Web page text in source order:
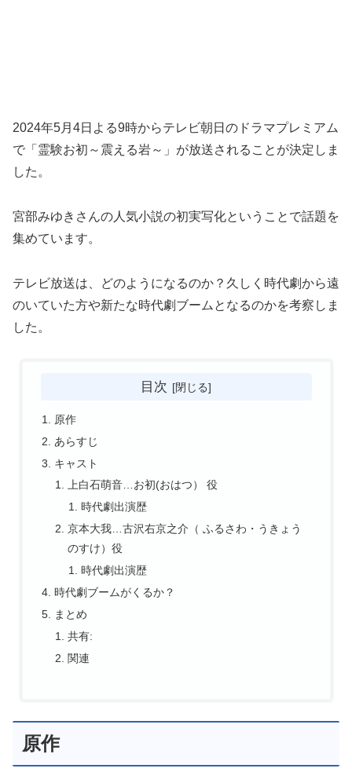
2024年5月4日よる9時からテレビ朝日のドラマプレミアム
で「霊験お初～震える岩～」が放送されることが決定しま
した。
宮部みゆきさんの人気小説の初実写化ということで話題を
集めています。
テレビ放送は、どのようになるのか？久しく時代劇から遠
のいていた方や新たな時代劇ブームとなるのかを考察しま
した。
目次
原作
あらすじ
キャスト
上白石萌音…お初(おはつ） 役
時代劇出演歴
京本大我…古沢右京之介（ ふるさわ・うきょう
のすけ）役
時代劇出演歴
時代劇ブームがくるか？
まとめ
共有:
関連
原作